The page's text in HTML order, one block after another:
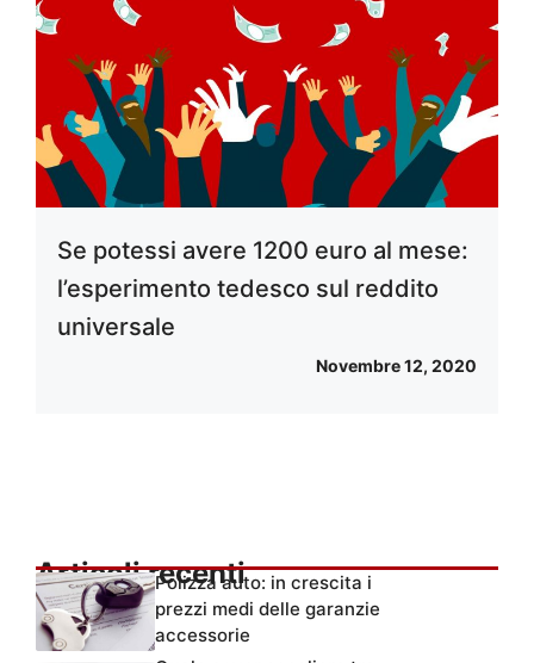
Se potessi avere 1200 euro al mese:
l’esperimento tedesco sul reddito
universale
Novembre 12, 2020
Articoli recentiPolizza auto: in crescita i
prezzi medi delle garanzie
accessorie